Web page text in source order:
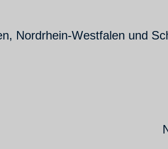
Nordrhein-Westfalen und